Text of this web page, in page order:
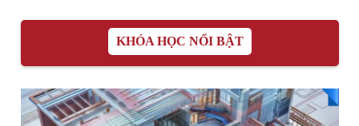
KHÓA HỌC NỔI BẬT